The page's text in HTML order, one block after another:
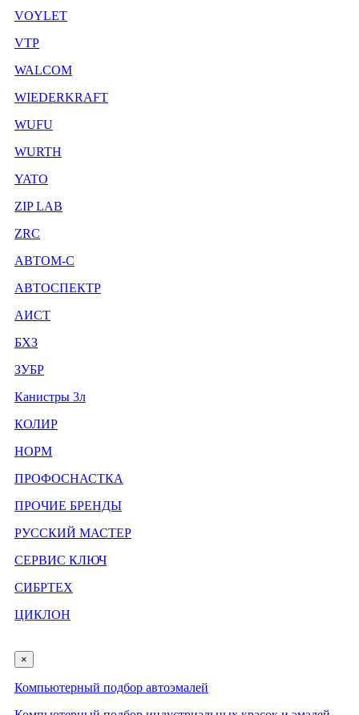
VOYLET
VTP
WALCOM
WIEDERKRAFT
WUFU
WURTH
YATO
ZIP LAB
ZRC
АВТОМ-С
АВТОСПЕКТР
АИСТ
БХЗ
ЗУБР
Канистры 3л
КОЛИР
НОРМ
ПРОФОСНАСТКА
ПРОЧИЕ БРЕНДЫ
РУССКИЙ МАСТЕР
СЕРВИС КЛЮЧ
СИБРТЕХ
ЦИКЛОН
×
Компьютерный подбор автоэмалей